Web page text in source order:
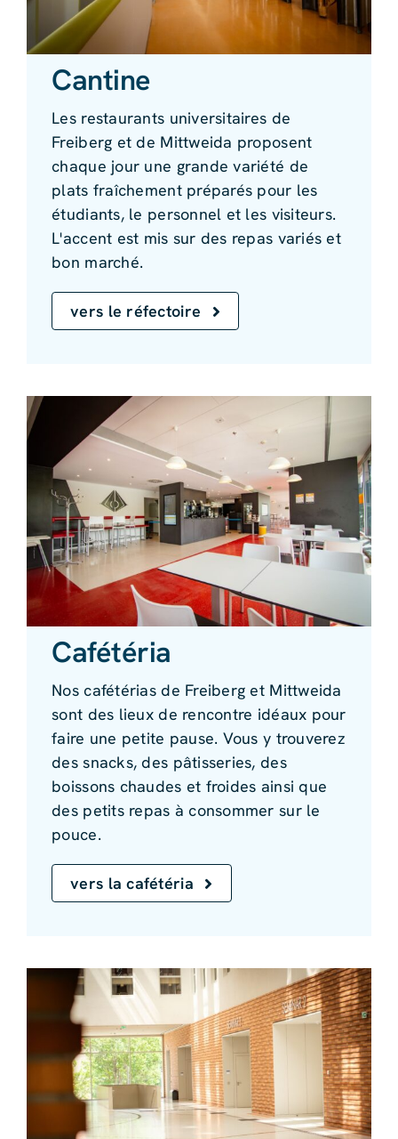
Cantine
Les restaurants universitaires de
Freiberg et de Mittweida proposent
chaque jour une grande variété de
plats fraîchement préparés pour les
étudiants, le personnel et les visiteurs.
L'accent est mis sur des repas variés et
bon marché.
vers le réfectoire
Cafétéria
Nos cafétérias de Freiberg et Mittweida
sont des lieux de rencontre idéaux pour
faire une petite pause. Vous y trouverez
des snacks, des pâtisseries, des
boissons chaudes et froides ainsi que
des petits repas à consommer sur le
pouce.
vers la cafétéria